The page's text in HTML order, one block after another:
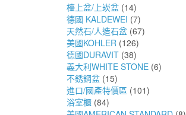
檯上盆/上崁盆 (14)
德國 KALDEWEI (7)
天然石/人造石盆 (67)
美國KOHLER (126)
德國DURAVIT (38)
義大利WHITE STONE (6)
不銹鋼盆 (15)
進口/國產特價區 (101)
浴室櫃 (84)